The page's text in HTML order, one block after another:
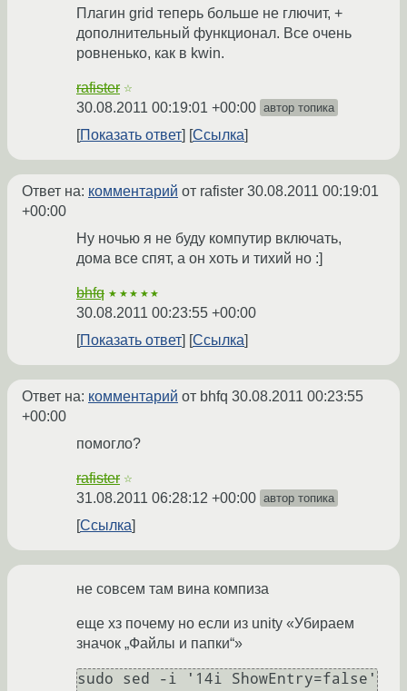
Плагин grid теперь больше не глючит, +
дополнительный функционал. Все очень
ровненько, как в kwin.
rafister ☆
30.08.2011 00:19:01 +00:00 автор топика
Показать ответ Ссылка
Ответ на: комментарий от rafister 30.08.2011 00:19:01
+00:00
Ну ночью я не буду компутир включать,
дома все спят, а он хоть и тихий но :]
bhfq ★★★★★
30.08.2011 00:23:55 +00:00
Показать ответ
Ссылка
Ответ на: комментарий от bhfq 30.08.2011 00:23:55
+00:00
помогло?
rafister ☆
31.08.2011 06:28:12 +00:00 автор топика
Ссылка
не совсем там вина компиза
еще хз почему но если из unity «Убираем
значок „Файлы и папки“»
sudo sed -i '14i ShowEntry=false'